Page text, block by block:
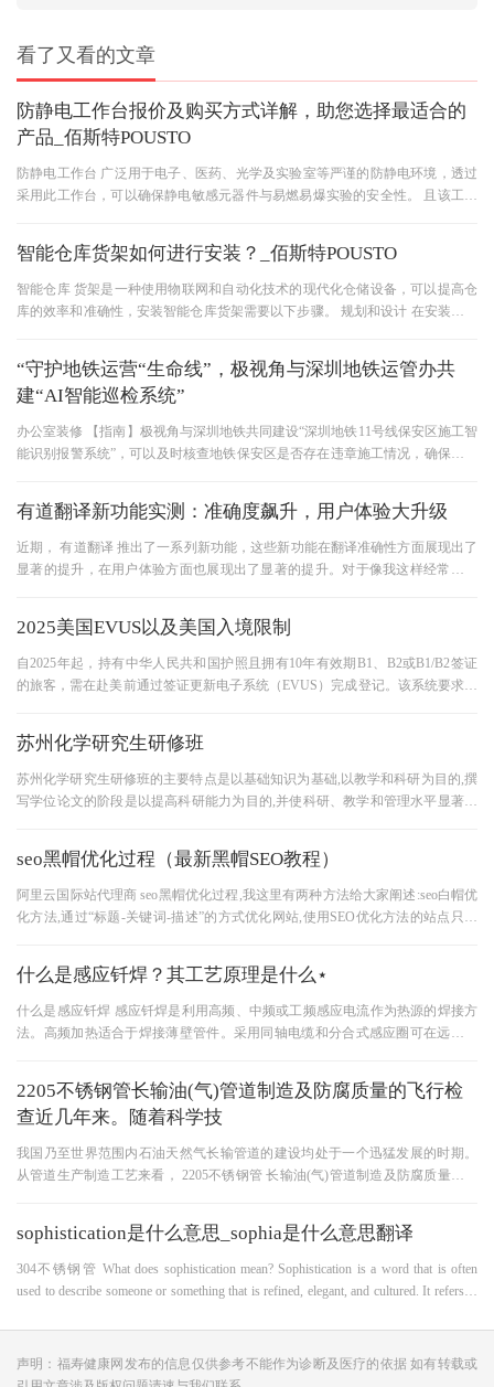
看了又看的文章
防静电工作台报价及购买方式详解，助您选择最适合的
产品_佰斯特POUSTO
防静电工作台 广泛用于电子、医药、光学及实验室等严谨的防静电环境，透过
采用此工作台，可以确保静电敏感元器件与易燃易爆实验的安全性。 且该工作
智能仓库货架如何进行安装？_佰斯特POUSTO
智能仓库 货架是一种使用物联网和自动化技术的现代化仓储设备，可以提高仓
库的效率和准确性，安装智能仓库货架需要以下步骤。 规划和设计 在安装智能
“守护地铁运营“生命线”，极视角与深圳地铁运管办共
建“AI智能巡检系统”
办公室装修 【指南】极视角与深圳地铁共同建设“深圳地铁11号线保安区施工智
能识别报警系统”，可以及时核查地铁保安区是否存在违章施工情况，确保地铁
有道翻译新功能实测：准确度飙升，用户体验大升级
近期， 有道翻译 推出了一系列新功能，这些新功能在翻译准确性方面展现出了
显著的提升，在用户体验方面也展现出了显著的提升。对于像我这样经常使用
2025美国EVUS以及美国入境限制
自2025年起，持有中华人民共和国护照且拥有10年有效期B1、B2或B1/B2签证
的旅客，需在赴美前通过签证更新电子系统（EVUS）完成登记。该系统要求旅
苏州化学研究生研修班
苏州化学研究生研修班的主要特点是以基础知识为基础,以教学和科研为目的,撰
写学位论文的阶段是以提高科研能力为目的,并使科研、教学和管理水平显著增
seo黑帽优化过程（最新黑帽SEO教程）
阿里云国际站代理商 seo黑帽优化过程,我这里有两种方法给大家阐述:seo白帽优
化方法,通过“标题-关键词-描述”的方式优化网站,使用SEO优化方法的站点只要
什么是感应钎焊？其工艺原理是什么⋆
什么是感应钎焊 感应钎焊是利用高频、中频或工频感应电流作为热源的焊接方
法。高频加热适合于焊接薄壁管件。采用同轴电缆和分合式感应圈可在远离电
2205不锈钢管长输油(气)管道制造及防腐质量的飞行检
查近几年来。随着科学技
我国乃至世界范围内石油天然气长输管道的建设均处于一个迅猛发展的时期。
从管道生产制造工艺来看， 2205不锈钢管 长输油(气)管道制造及防腐质量的飞
sophistication是什么意思_sophia是什么意思翻译
304不锈钢管 What does sophistication mean? Sophistication is a word that is often
used to describe someone or something that is refined, elegant, and cultured. It refers to
声明：福寿健康网发布的信息仅供参考不能作为诊断及医疗的依据 如有转载或